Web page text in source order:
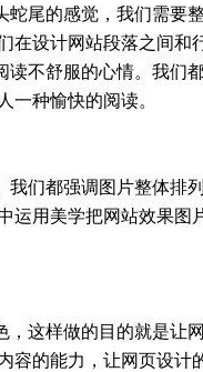
尾的感觉，我们需要
设计网站段落之间和
不舒服的心情。我们
一种愉快的阅读。
们都强调图片整体排
运用美学把网站效果图
这样做的目的就是让
的能力，让网页设计